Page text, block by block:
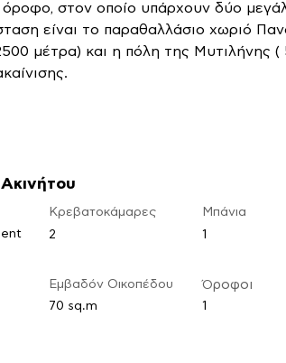
στον οποίο υπάρχουν δύο
είναι το παραθαλλάσιο χωριό
μέτρα) και η πόλη της Μυτιλήνης
Κρεβατοκάμαρες
2
Μπάνια
1
Εμβαδόν Οικοπέδου
70 sq.m
Όροφοι
1